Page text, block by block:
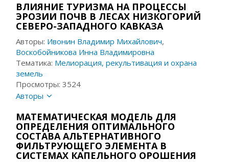
ВЛИЯНИЕ ТУРИЗМА НА ПРОЦЕССЫ
ЭРОЗИИ ПОЧВ В ЛЕСАХ НИЗКОГОРИЙ
СЕВЕРО-ЗАПАДНОГО КАВКАЗА
Авторы: Ивонин Владимир Михайлович,
Воскобойникова Инна Владимировна
Тематика: Мелиорация, рекультивация и охрана
земель
Просмотры: 3524
Авторы
МАТЕМАТИЧЕСКАЯ МОДЕЛЬ ДЛЯ
ОПРЕДЕЛЕНИЯ ОПТИМАЛЬНОГО
СОСТАВА АЛЬТЕРНАТИВНОГО
ФИЛЬТРУЮЩЕГО ЭЛЕМЕНТА В
СИСТЕМАХ КАПЕЛЬНОГО ОРОШЕНИЯ